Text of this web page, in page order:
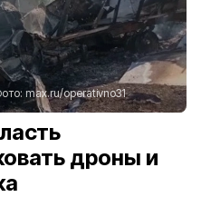
max.ru/operativno31
дроны и